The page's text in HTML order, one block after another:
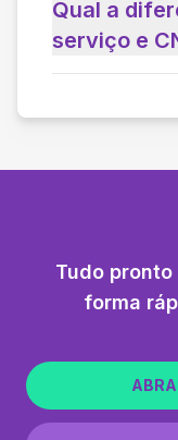
Qual a
serviço e
Tudo
forma